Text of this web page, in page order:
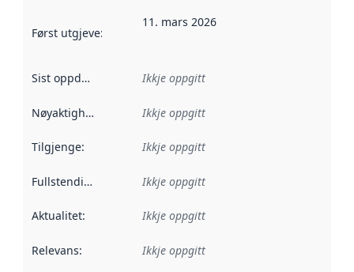
Først utgjeve:
11. mars 2026
Sist oppdatert Ikkje oppgitt
Nøyaktigheit Ikkje oppgitt
Tilgjenge: Ikkje oppgitt
Fullstendigheit Ikkje oppgitt
Aktualitet: Ikkje oppgitt
Relevans: Ikkje oppgitt